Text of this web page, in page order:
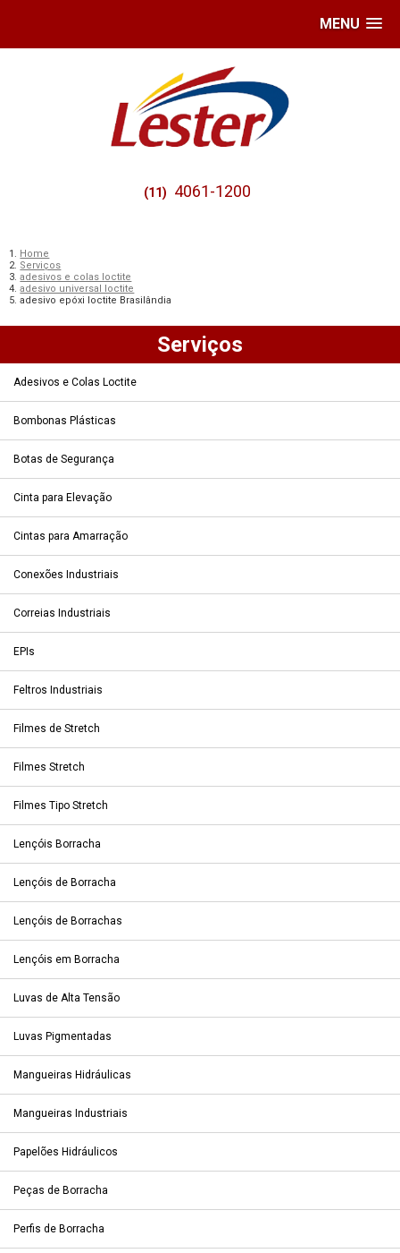
MENU
(11) 4061-1200
Home
Serviços
adesivos e colas loctite
adesivo universal loctite
adesivo epóxi loctite Brasilândia
Serviços
Adesivos e Colas Loctite
Bombonas Plásticas
Botas de Segurança
Cinta para Elevação
Cintas para Amarração
Conexões Industriais
Correias Industriais
EPIs
Feltros Industriais
Filmes de Stretch
Filmes Stretch
Filmes Tipo Stretch
Lençóis Borracha
Lençóis de Borracha
Lençóis de Borrachas
Lençóis em Borracha
Luvas de Alta Tensão
Luvas Pigmentadas
Mangueiras Hidráulicas
Mangueiras Industriais
Papelões Hidráulicos
Peças de Borracha
Perfis de Borracha